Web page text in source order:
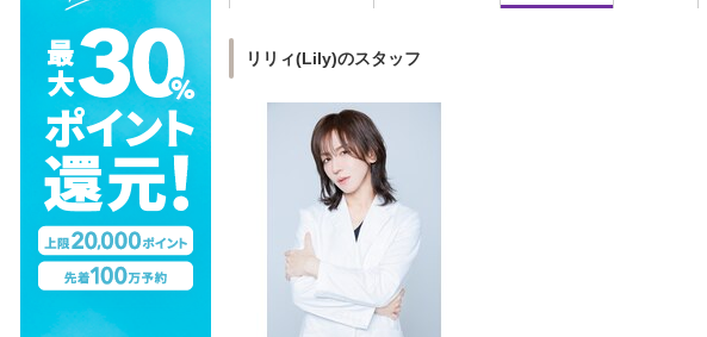
リリィ(Lily)のスタッフ